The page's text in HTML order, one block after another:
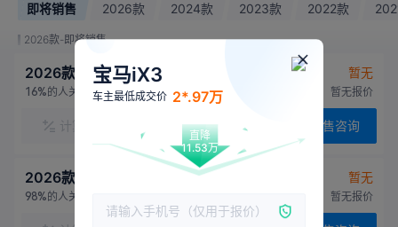
即将销售 2026款 2024款 2023款 2022款
2026款-即将销售
2026款 50L 基本版 暂无
16%的人关注 厂商指导价：暂无报价
计算 联系销售 预售咨询
2026款 50L 高配版 暂无
98%的人关注 厂商指导价：暂无报价
宝马iX3
车主最低成交价 2*.97万
直降
11.53万